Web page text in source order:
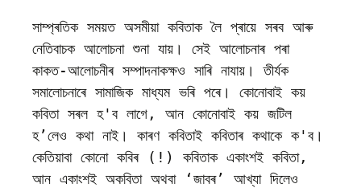
সাম্প্ৰতিক সময়ত অসমীয়া কবিতাক লৈ প্ৰায়ে সৰব আৰু
নেতিবাচক আলোচনা শুনা যায়। সেই আলোচনাৰ পৰা
কাকত-আলোচনীৰ সম্পাদনাকক্ষও সাৰি নাযায়। তীৰ্যক
সমালোচনাৰে সামাজিক মাধ্যম ভৰি পৰে। কোনোবাই কয়
কবিতা সৰল হ'ব লাগে, আন কোনোবাই কয় জটিল
হʼলেও কথা নাই। কাৰণ কবিতাই কবিতাৰ কথাকে ক'ব।
কেতিয়াবা কোনো কবিৰ (!) কবিতাক একাংশই কবিতা,
আন একাংশই অকবিতা অথবা ‘জাবৰ’ আখ্যা দিলেও